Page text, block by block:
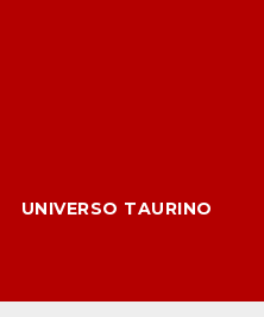
UNIVERSO TAURINO